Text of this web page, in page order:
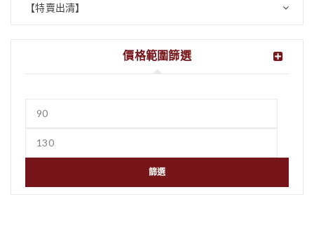
【特賣出清】
價格範圍篩選
篩選